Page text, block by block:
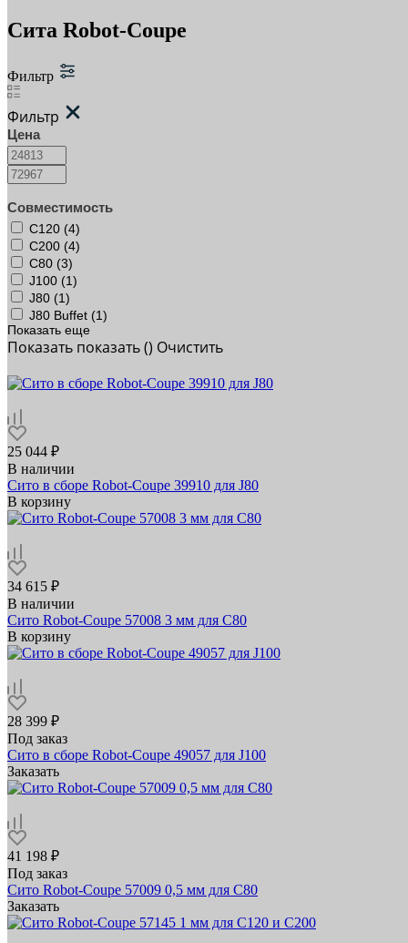
Сита Robot-Coupe
Фильтр
Фильтр
Цена
Совместимость
C120 (4)
C200 (4)
C80 (3)
J100 (1)
J80 (1)
J80 Buffet (1)
Показать еще
Показать показать () Очистить
25 044 ₽
В наличии
Сито в сборе Robot-Coupe 39910 для J80
В корзину
34 615 ₽
В наличии
Сито Robot-Coupe 57008 3 мм для C80
В корзину
28 399 ₽
Под заказ
Сито в сборе Robot-Coupe 49057 для J100
Заказать
41 198 ₽
Под заказ
Сито Robot-Coupe 57009 0,5 мм для C80
Заказать